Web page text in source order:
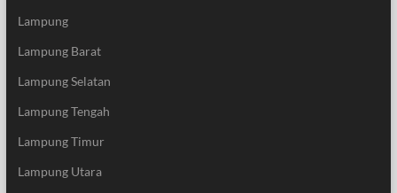
Lampung
Lampung Barat
Lampung Selatan
Lampung Tengah
Lampung Timur
Lampung Utara